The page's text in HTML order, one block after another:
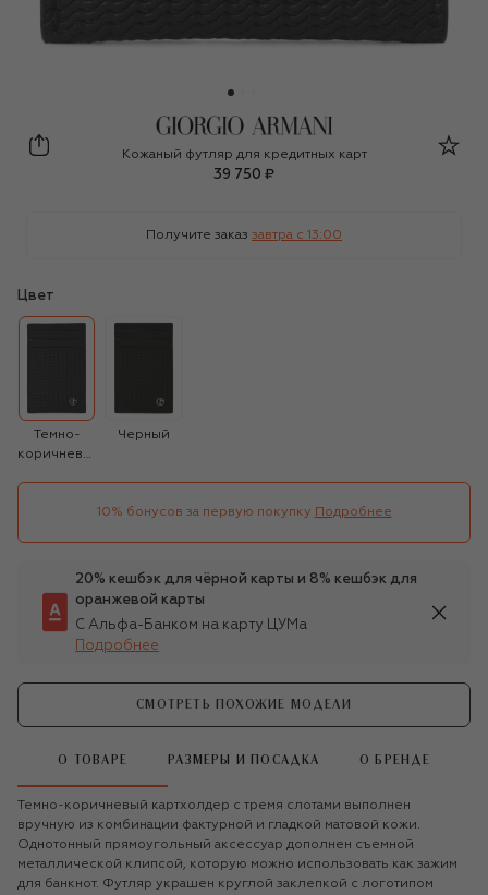
Giorgio Armani
Кожаный футляр для кредитных карт
39 750 ₽
Получите заказ завтра c 13:00
Цвет
Темно-
коричневый
Черный
10% бонусов за первую покупку Подробнее
20% кешбэк для чёрной карты и 8% кешбэк для
оранжевой карты
С Альфа-Банком на карту ЦУМа
Подробнее
СМОТРЕТЬ ПОХОЖИЕ МОДЕЛИ
О ТОВАРЕ РАЗМЕРЫ И ПОСАДКА О БРЕНДЕ
Темно-коричневый картхолдер с тремя слотами выполнен
вручную из комбинации фактурной и гладкой матовой кожи.
Однотонный прямоугольный аксессуар дополнен съемной
металлической клипсой, которую можно использовать как зажим
для банкнот. Футляр украшен круглой заклепкой с логотипом